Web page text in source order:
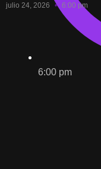
6:00 pm
julio 24, 2026 6:00 pm